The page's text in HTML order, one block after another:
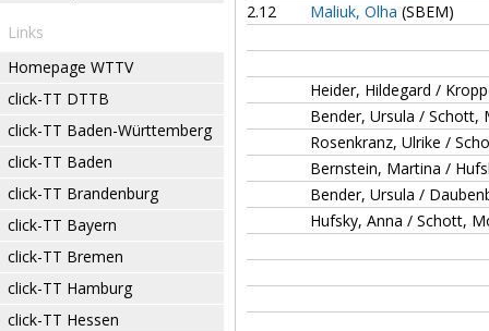
Links
Homepage WTTV
click-TT DTTB
click-TT Baden-Württemberg
click-TT Baden
click-TT Brandenburg
click-TT Bayern
click-TT Bremen
click-TT Hamburg
click-TT Hessen
2.12
Maliuk, Olha (SBEM)
Heider, Hildegard /
Bender, Ursula / Schott,
Rosenkranz, Ulrike /
Bernstein, Martina /
Bender, Ursula /
Hufsky, Anna / Schott,